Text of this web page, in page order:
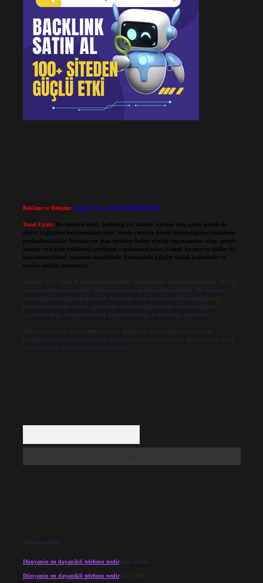
Reklam ve İletişim: Skype: live:.cid.575569c608265c69
Yasal Uyarı:
Bu internet sitesi, herhangi bir marka, kurum veya şahıs şirketi ile
hiçbir bağlantısı bulunmamaktadır. Sitede yalnızca kendi hazırladığımız makaleler
paylaşılmaktadır. Burada yer alan içerikler haber niteliği taşımamakta olup, gerçek
kurum ve kişiler hakkında paylaşım yapılmamaktadır. Gerçek kurum ve kişiler ile
isim benzerlikleri tamamen tesadüfidir. Sitemizdeki bilgiler taslak halindedir ve
tavsiye niteliği taşımazlar.
Sitemiz, 5651 Sayılı Kanun gereğince Bilgi Teknolojileri ve İletişim Kurumu (BTK)
tarafından onaylanmış bir Yer Sağlayıcı olarak hizmet vermektedir. Bu nedenle,
sitedeki içerikleri proaktif olarak denetleme veya araştırma yükümlülüğümüz
bulunmamaktadır. Ancak, üyelerimiz yazdıkları içeriklerin sorumluluğunu
taşımakta olup, siteye üye olarak bu sorumluluğu kabul etmiş sayılırlar.
Hukuka ve yasal düzenlemelere aykırı olduğunu düşündüğünüz içerikleri,
backlinkpanelicomtr@gmail.comadresine bildirmeniz halinde, ilgili içerikler yasal
süre içerisinde sitemizden kaldırılacaktır.
Son yorumlar
Dünyanin en dayanikli telefonu nediriçin admin
Dünyanin en dayanikli telefonu nediriçin Cesur